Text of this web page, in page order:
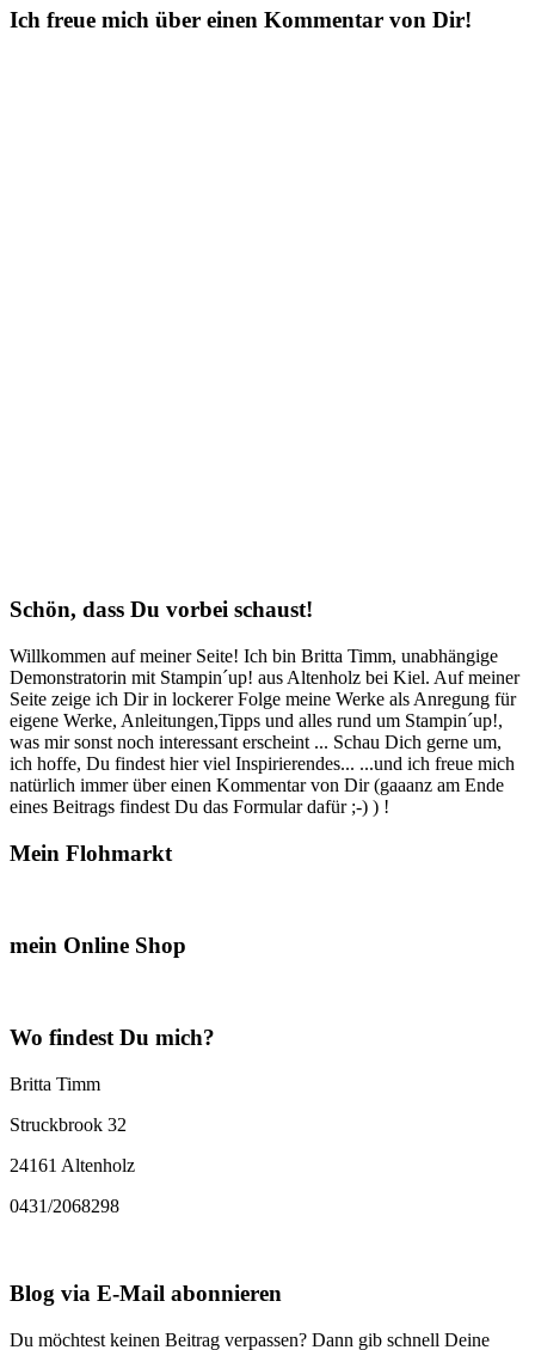
Ich freue mich über einen Kommentar von Dir!
Schön, dass Du vorbei schaust!
Willkommen auf meiner Seite! Ich bin Britta Timm, unabhängige
Demonstratorin mit Stampin´up! aus Altenholz bei Kiel. Auf meiner
Seite zeige ich Dir in lockerer Folge meine Werke als Anregung für
eigene Werke, Anleitungen,Tipps und alles rund um Stampin´up!,
was mir sonst noch interessant erscheint ... Schau Dich gerne um,
ich hoffe, Du findest hier viel Inspirierendes... ...und ich freue mich
natürlich immer über einen Kommentar von Dir (gaaanz am Ende
eines Beitrags findest Du das Formular dafür ;-) ) !
Mein Flohmarkt
mein Online Shop
Wo findest Du mich?
Britta Timm
Struckbrook 32
24161 Altenholz
0431/2068298
Blog via E-Mail abonnieren
Du möchtest keinen Beitrag verpassen? Dann gib schnell Deine